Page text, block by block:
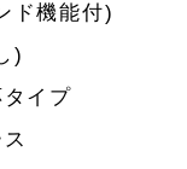
ド機能付)
)
イプ